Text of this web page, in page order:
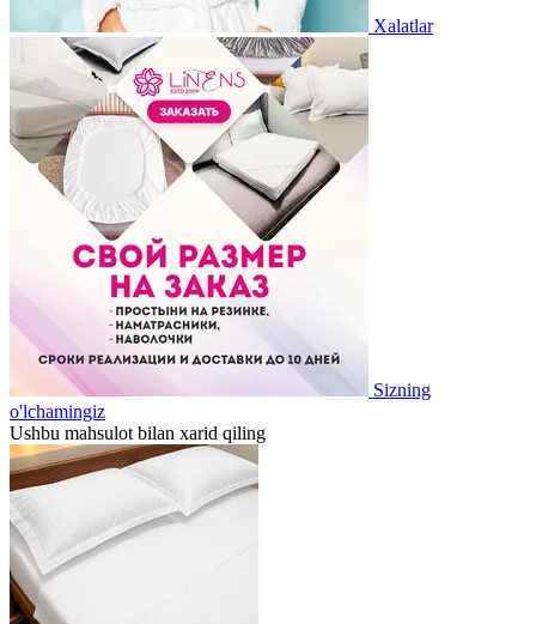
Xalatlar
Sizning
o'lchamingiz
Ushbu mahsulot bilan xarid qiling